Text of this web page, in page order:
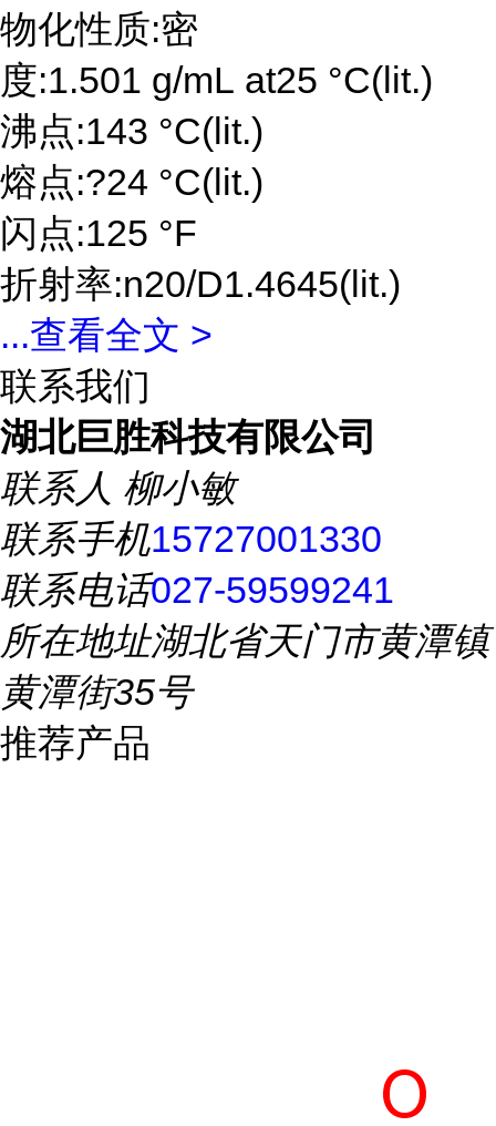
物化性质:密
度:1.501 g/mL at25 °C(lit.)
沸点:143 °C(lit.)
熔点:?24 °C(lit.)
闪点:125 °F
折射率:n20/D1.4645(lit.)
...查看全文 >
联系我们
湖北巨胜科技有限公司
联系人 柳小敏
联系手机15727001330
联系电话027-59599241
所在地址湖北省天门市黄潭镇
黄潭街35号
推荐产品